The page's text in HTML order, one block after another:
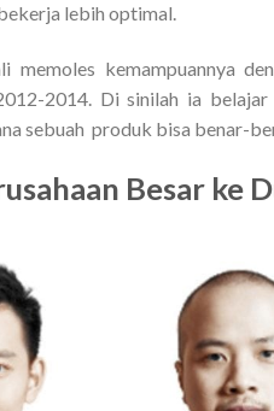
lebih optimal.
kemampuannya
2014. Di sinilah ia
sebuah produk bisa benar-
Besar ke